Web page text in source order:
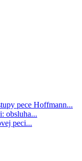
pece Hoffmann...
obsluha...
peci...